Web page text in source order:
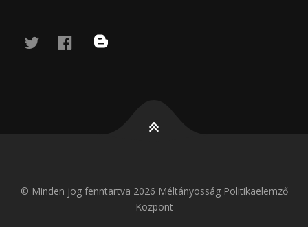
twitterfacebook
blog
© Minden jog fenntartva 2026 Méltányosság Politikaelemző
Központ